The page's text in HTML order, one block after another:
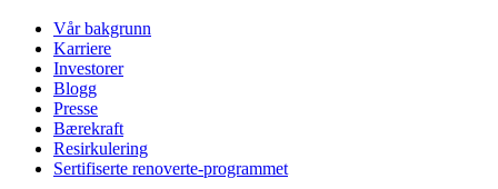
Vår bakgrunn
Karriere
Investorer
Blogg
Presse
Bærekraft
Resirkulering
Sertifiserte renoverte-programmet